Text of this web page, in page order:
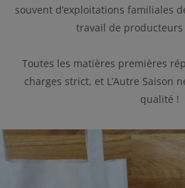
souvent d’exploitations familiales
travail de producteurs
Toutes les matières premières
charges strict, et L’Autre Saison
qualité !